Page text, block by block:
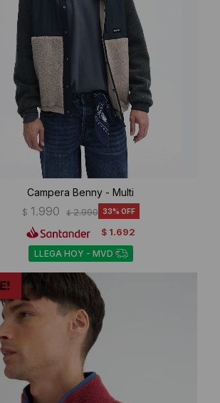
Campera Benny - Multi
$ 1.990 $ 2.990 33
$ 1.692
LLEGA HOY - MVD